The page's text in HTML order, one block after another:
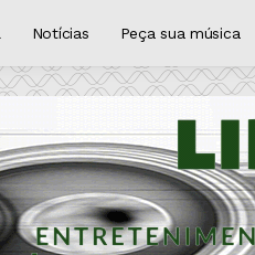
Notícias Peça sua música